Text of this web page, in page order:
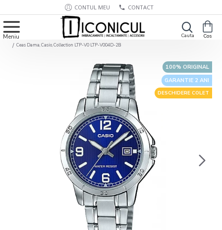
CONTUL MEU CONTACT
Ceas Dama, Casio, Collection LTP-V0 LTP-V004D-2B
GARANTIE 2 ANI
100% ORIGINAL
DESCHIDERE COLET